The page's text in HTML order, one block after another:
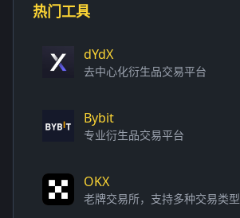
热门工具
dYdX
去中心化衍生品交易平台
Bybit
专业衍生品交易平台
OKX
老牌交易所，支持多种交易类型